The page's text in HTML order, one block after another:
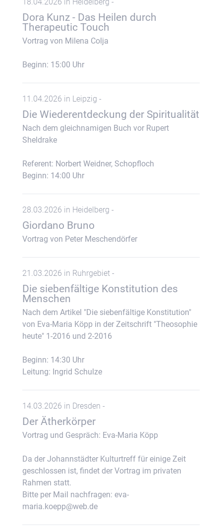
Dora Kunz - Das Heilen durch
Therapeutic Touch
Vortrag von Milena Colja
Beginn: 15:00 Uhr
11.04.2026 in Leipzig -
Die Wiederentdeckung der Spiritualität
Nach dem gleichnamigen Buch vor Rupert
Sheldrake
Referent: Norbert Weidner, Schopfloch
Beginn: 14:00 Uhr
28.03.2026 in Heidelberg -
Giordano Bruno
Vortrag von Peter Meschendörfer
21.03.2026 in Ruhrgebiet -
Die siebenfältige Konstitution des
Menschen
Nach dem Artikel "Die siebenfältige Konstitution"
von Eva-Maria Köpp in der Zeitschrift "Theosophie
heute" 1-2016 und 2-2016
Beginn: 14:30 Uhr
Leitung: Ingrid Schulze
14.03.2026 in Dresden -
Der Ätherkörper
Vortrag und Gespräch: Eva-Maria Köpp
Da der Johannstädter Kulturtreff für einige Zeit
geschlossen ist, findet der Vortrag im privaten
Rahmen statt.
Bitte per Mail nachfragen: eva-
maria.koepp@web.de